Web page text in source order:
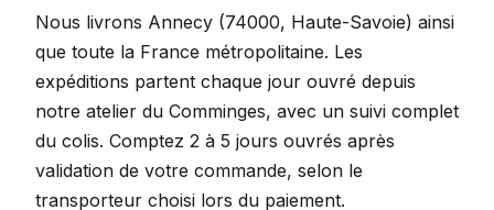
Nous livrons Annecy (74000, Haute-Savoie) ainsi
que toute la France métropolitaine. Les
expéditions partent chaque jour ouvré depuis
notre atelier du Comminges, avec un suivi complet
du colis. Comptez 2 à 5 jours ouvrés après
validation de votre commande, selon le
transporteur choisi lors du paiement.